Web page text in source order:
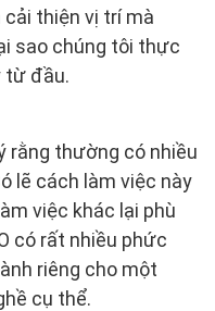
thiện vị trí mà
sao chúng tôi thực
từ đầu.
rằng thường có nhiều
lẽ cách làm việc này
việc khác lại phù
có rất nhiều phức
riêng cho một
cụ thể.